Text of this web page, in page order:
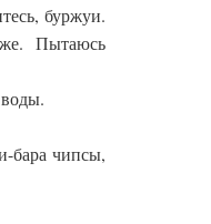
буржуи.
Пытаюсь
бара чипсы,